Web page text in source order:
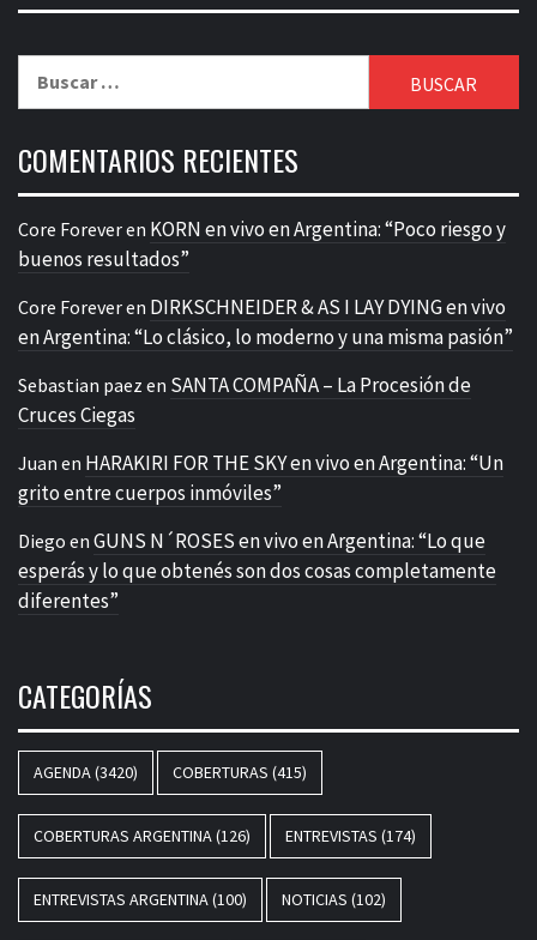
COMENTARIOS RECIENTES
Core Foreveren KORN en vivo en Argentina: “Poco riesgo y
buenos resultados”
Core Foreveren DIRKSCHNEIDER & AS I LAY DYING en vivo
en Argentina: “Lo clásico, lo moderno y una misma pasión”
Sebastian paez en SANTA COMPAÑA – La Procesión de
Cruces Ciegas
Juan en HARAKIRI FOR THE SKY en vivo en Argentina: “Un
grito entre cuerpos inmóviles”
Diego en GUNS N´ROSES en vivo en Argentina: “Lo que
esperás y lo que obtenés son dos cosas completamente
diferentes”
CATEGORÍAS
AGENDA(3420) COBERTURAS (415)
COBERTURAS ARGENTINA(126) ENTREVISTAS (174)
ENTREVISTAS ARGENTINA(100) NOTICIAS (102)